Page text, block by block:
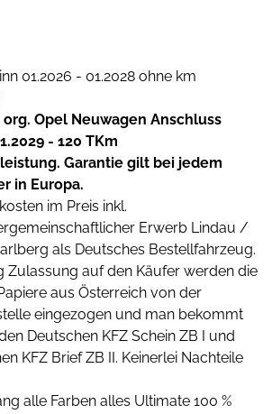
01.2026 - 01.2028 ohne km
org. Opel Neuwagen Anschluss
- 120 TKm
Garantie gilt bei jedem
in Europa.
im Preis inkl.
Erwerb Lindau /
als Deutsches Bestellfahrzeug.
Zulassung auf den Käufer werden die
aus Österreich von der
eingezogen und man bekommt
Deutschen KFZ Schein ZB I und
KFZ Brief ZB II. Keinerlei Nachteile
alle Farben alles Ultimate 100 %